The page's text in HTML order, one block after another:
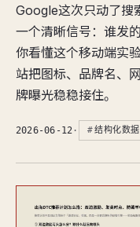
Google这次只动了搜
一个清晰信号：谁发
你看懂这个移动端实
站把图标、品牌名、
牌曝光稳稳接住。
2026-06-12 · 结构化数据